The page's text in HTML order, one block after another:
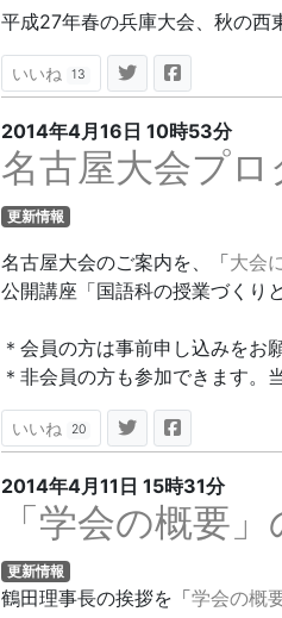
平成27年春の兵庫大会、秋の西
いいね 13
2014年4月16日 10時53分
名古屋大会プロ
更新情報
名古屋大会のご案内を、「大会
公開講座「国語科の授業づくり
＊会員の方は事前申し込みをお
＊非会員の方も参加できます。
いいね 20
2014年4月11日 15時31分
「学会の概要
更新情報
鶴田理事長の挨拶を「学会の概